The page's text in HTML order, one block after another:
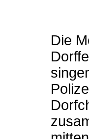
Die